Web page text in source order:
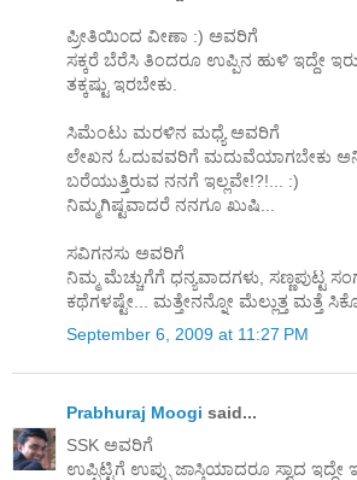
ಪ್ರೀತಿಯಿ೦ದ ವೀಣಾ :) ಅವರಿಗೆ
ಸಕ್ಕರೆ ಬೆರೆಸಿ ತಿಂದರೂ ಉಪ್ಪಿನ ಹುಳಿ ಇದ್ದೇ
ತಕ್ಕಷ್ಟು ಇರಬೇಕು.
ಸಿಮೆಂಟು ಮರಳಿನ ಮಧ್ಯೆ ಅವರಿಗೆ
ಲೇಖನ ಓದುವವರಿಗೆ ಮದುವೆಯಾಗಬೇಕು
ಬರೆಯುತ್ತಿರುವ ನನಗೆ ಇಲ್ಲವೇ!?!... :)
ನಿಮ್ಮಗಿಷ್ಟವಾದರೆ ನನಗೂ ಖುಷಿ...
ಸವಿಗನಸು ಅವರಿಗೆ
ನಿಮ್ಮ ಮೆಚ್ಚುಗೆಗೆ ಧನ್ಯವಾದಗಳು, ಸಣ್ಣಪುಟ್ಟ
ಕಥೆಗಳಷ್ಟೇ... ಮತ್ತೇನನ್ನೋ ಮೆಲ್ಲುತ್ತ ಮತ್ತೆ
September 6, 2009 at 11:27 PM
Prabhuraj Moogi said...
SSK ಅವರಿಗೆ
ಉಪ್ಪಿಟ್ಟಿಗೆ ಉಪ್ಪು ಜಾಸ್ತಿಯಾದರೂ ಸ್ವಾದ